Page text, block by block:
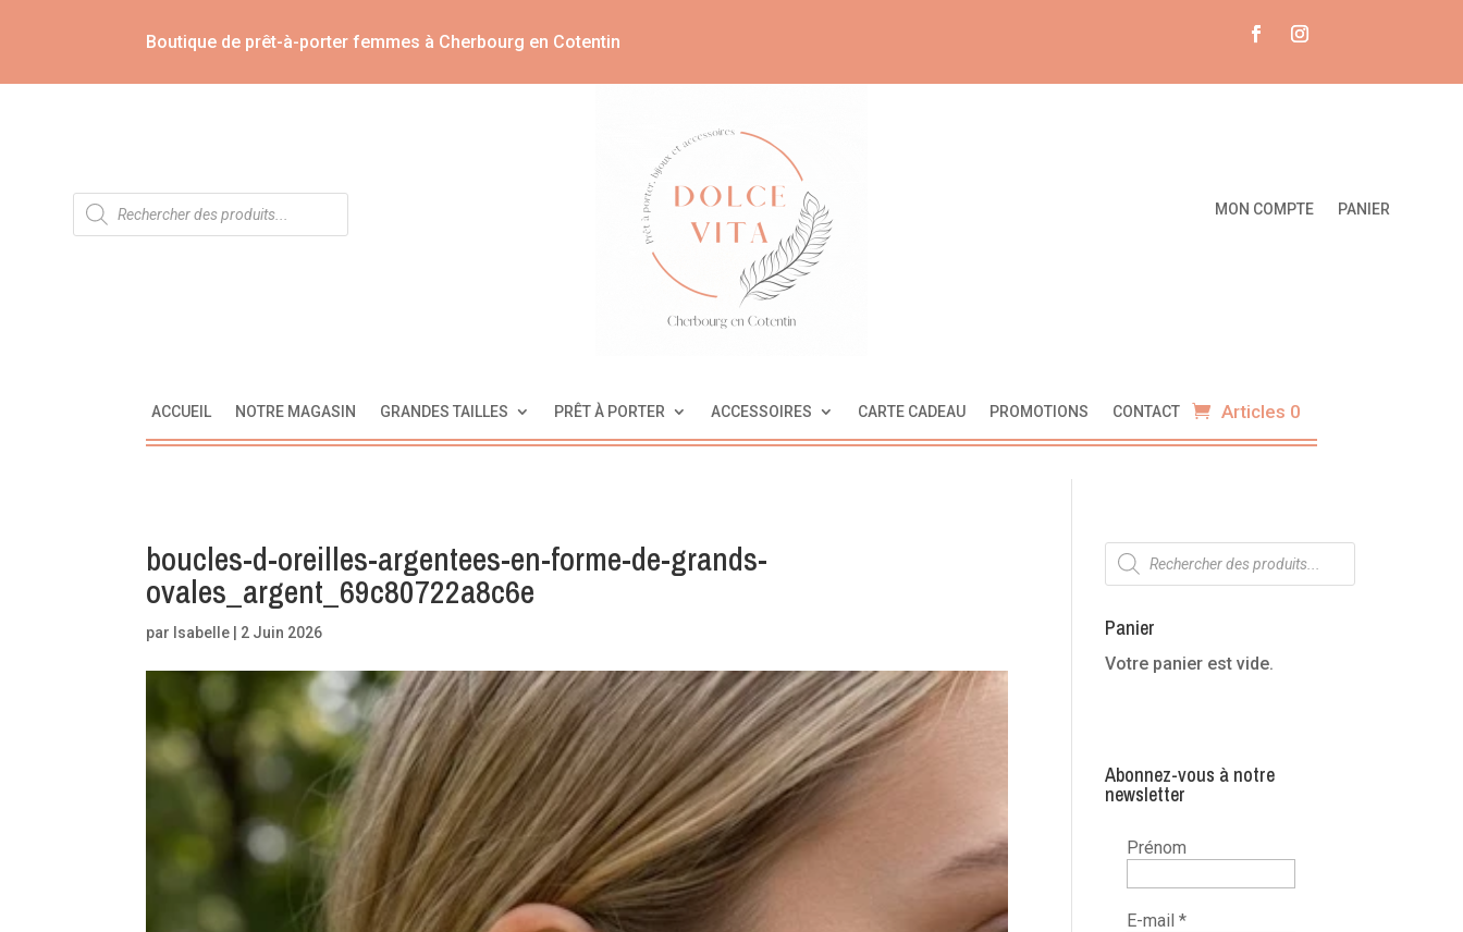
Boutique de prêt-à-porter femmes à Cherbourg en Cotentin
Recherche
de
produits
MON COMPTE PANIER
ACCUEIL NOTRE MAGASIN GRANDES TAILLES PRÊT À PORTER ACCESSOIRES CARTE CADEAU PROMOTIONS CONTACT Articles 0
boucles-d-oreilles-argentees-en-forme-de-grands-
ovales_argent_69c80722a8c6e
par Isabelle 2 Juin 2026
Recherche
de
produits
Panier
Votre panier est vide.
Abonnez-vous à notre
newsletter
Prénom
E-mail*